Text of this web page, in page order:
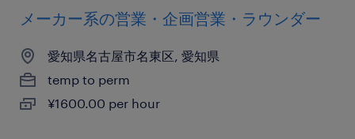
メーカー系の営業・企画営業・ラウンダー
愛知県名古屋市名東区, 愛知県
temp to perm
¥1600.00 per hour